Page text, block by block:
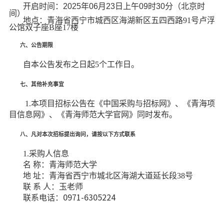
开启时间： 2025年06月 23 日上午09时30分（北京时
间）
地点：青海省西宁市城西区海湖新区五四西路91号卢浮
公馆双子座B座17楼
六、公告期限
自本公告发布之日起5个工作日。
七、其他补充事宜
1.本项 目招标公告在《中国采购与招标网 》、《青海项
目信息网》 、《青海师范大学官网 》 同时发布。
八、凡对本次招标提出询问，请按以下方式联系
1.采购人信息
名 称： 青海师范大学
地 址： 青海省西宁市城北区海湖大道延长段38号
联 系 人： 玉老师
联系电话： 0971-6305224